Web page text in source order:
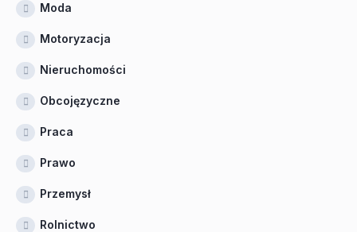
Moda
Motoryzacja
Nieruchomości
Obcojęzyczne
Praca
Prawo
Przemysł
Rolnictwo